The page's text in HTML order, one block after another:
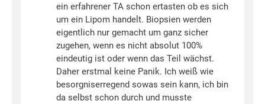
ein erfahrener TA schon ertasten ob es sich
um ein Lipom handelt. Biopsien werden
eigentlich nur gemacht um ganz sicher
zugehen, wenn es nicht absolut 100%
eindeutig ist oder wenn das Teil wächst.
Daher erstmal keine Panik. Ich weiß wie
besorgniserregend sowas sein kann, ich bin
da selbst schon durch und musste